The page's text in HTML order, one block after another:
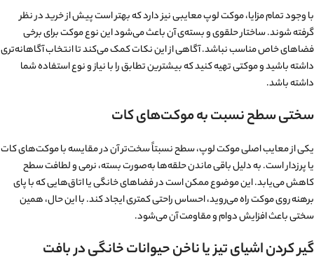
با وجود تمام مزایا، موکت لوپ معایبی نیز دارد که بهتر است پیش از خرید در نظر
گرفته شوند. ساختار حلقوی و بسته‌ی آن باعث می‌شود این نوع موکت برای برخی
فضاهای خاص مناسب نباشد. آگاهی از این نکات کمک می‌کند تا انتخاب آگاهانه‌تری
داشته باشید و موکتی تهیه کنید که بیشترین تطابق را با نیاز و نوع استفاده شما
داشته باشد.
سختی سطح نسبت به موکت‌های کات
یکی از معایب اصلی موکت لوپ، سطح نسبتاً سخت‌تر آن در مقایسه با موکت‌های کات
یا پرزدار است. به دلیل باقی ماندن حلقه‌ها به‌صورت بسته، نرمی و لطافت سطح
کاهش می‌یابد. این موضوع ممکن است در فضاهای خانگی یا اتاق‌هایی که با پای
برهنه روی موکت راه می‌روید، احساس راحتی کمتری ایجاد کند. با این حال، همین
سختی باعث افزایش دوام و مقاومت آن می‌شود.
گیر کردن اشیای تیز یا ناخن حیوانات خانگی در بافت